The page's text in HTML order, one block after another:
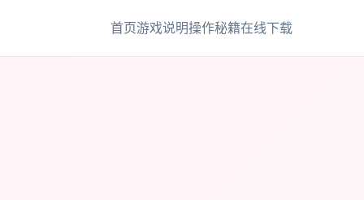
首页游戏说明操作秘籍在线下载